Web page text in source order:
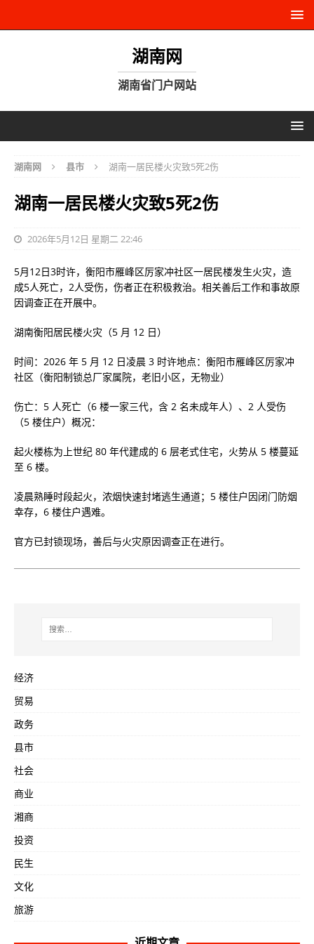
湖南网
湖南省门户网站
湖南网 县市 湖南一居民楼火灾致5死2伤
湖南一居民楼火灾致5死2伤
2026年5月12日 星期二 22:46
5月12日3时许，衡阳市雁峰区厉家冲社区一居民楼发生火灾，造
成5人死亡，2人受伤，伤者正在积极救治。相关善后工作和事故原
因调查正在开展中。‌‌
湖南衡阳居民楼火灾（5 月 12 日）
时间：2026 年 5 月 12 日凌晨 3 时许地点：衡阳市雁峰区厉家冲
社区（衡阳制锁总厂家属院，老旧小区，无物业）
伤亡：5 人死亡（6 楼一家三代，含 2 名未成年人）、2 人受伤
（5 楼住户）概况：
起火楼栋为上世纪 80 年代建成的 6 层老式住宅，火势从 5 楼蔓延
至 6 楼。
凌晨熟睡时段起火，浓烟快速封堵逃生通道；5 楼住户因闭门防烟
幸存，6 楼住户遇难。
官方已封锁现场，善后与火灾原因调查正在进行。
经济
贸易
政务
县市
社会
商业
湘商
投资
民生
文化
旅游